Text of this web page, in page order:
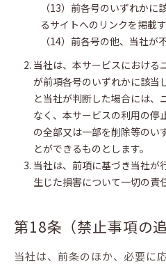
（13）前各号のいずれか
るサイトへのリンクを掲載
（14）前各号の他、当社
当社は、本サービスにおける
が前項各号のいずれかに該当
と当社が判断した場合には、
なく、本サービスの利用の停
の全部又は一部を削除等のい
とができるものとします。
当社は、前項に基づき当社が
生じた損害について一切の責
第18条（禁止事項の追
当社は、前条のほか、必要に